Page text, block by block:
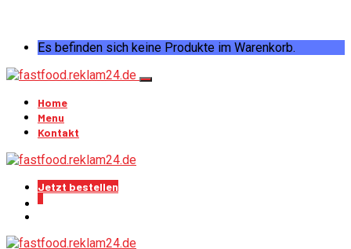
Es befinden sich keine Produkte im Warenkorb.
Home
Menu
Kontakt
Jetzt bestellen